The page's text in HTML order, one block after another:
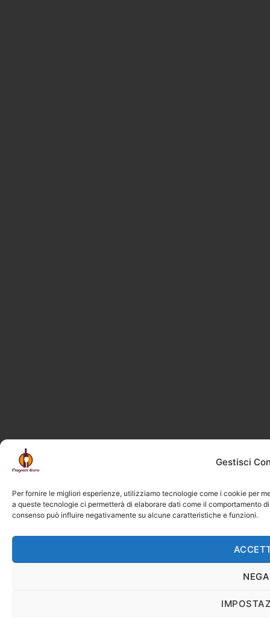
Gestisci
Per fornire le migliori esperienze, utilizziamo tecnologie come i cookie per
a queste tecnologie ci permetterà di elaborare dati come il comportamento
consenso può influire negativamente su alcune caratteristiche e funzioni.
NEGA